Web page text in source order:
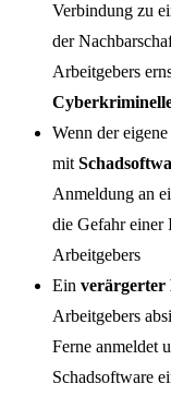
Verbindung zu
der
Arbeitgebers
Wenn der
mit
Anmeldung an
die Gefahr einer
Arbeitgebers
Ein
Arbeitgebers
Ferne anmeldet
Schadsoftware